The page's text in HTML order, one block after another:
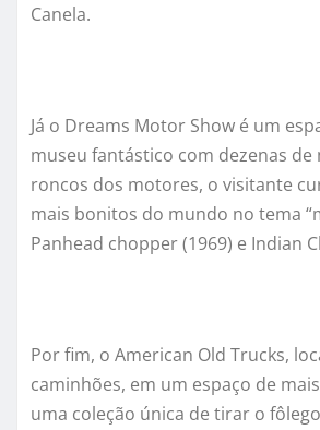
Canela.
Já o Dreams Motor Show é um
museu fantástico com dezenas
roncos dos motores, o visitante
mais bonitos do mundo no tema
Panhead chopper (1969) e Indian
Por fim, o American Old Trucks,
caminhões, em um espaço de
uma coleção única de tirar o